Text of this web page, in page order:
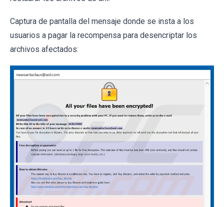
Captura de pantalla del mensaje donde se insta a los
usuarios a pagar la recompensa para desencriptar los
archivos afectados: